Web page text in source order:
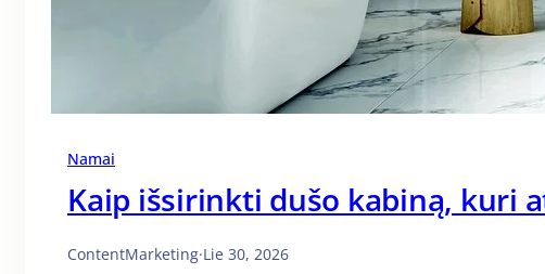
Namai
Kaip išsirinkti dušo kabiną, kuri
ContentMarketing·Lie 30, 2026